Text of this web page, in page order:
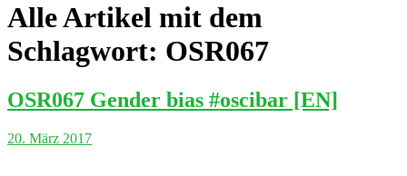
Alle Artikel mit dem
Schlagwort: OSR067
OSR067 Gender bias #oscibar [EN]
20. März 2017